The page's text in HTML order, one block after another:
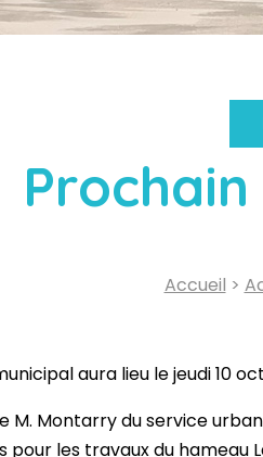
Accueil >
aura lieu le jeudi 10
M. Montarry du service
pour les travaux du hameau